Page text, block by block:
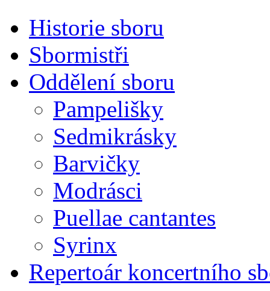
Historie sboru
Sbormistři
Oddělení sboru
Pampelišky
Sedmikrásky
Barvičky
Modrásci
Puellae cantantes
Syrinx
Repertoár koncertního